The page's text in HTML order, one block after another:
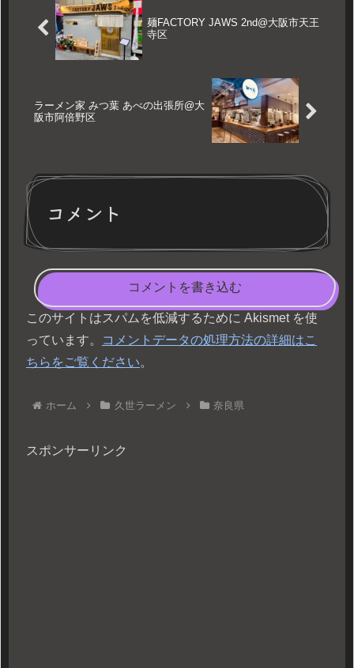
麺FACTORY JAWS 2nd@大阪市天王
寺区
ラーメン家 みつ葉 あべの出張所@大
阪市阿倍野区
コメント
コメントを書き込む
このサイトはスパムを低減するために Akismet を使
っています。
コメントデータの処理方法の詳細はこ
ちらをご覧ください。
ホーム 久世ラーメン 奈良県
スポンサーリンク